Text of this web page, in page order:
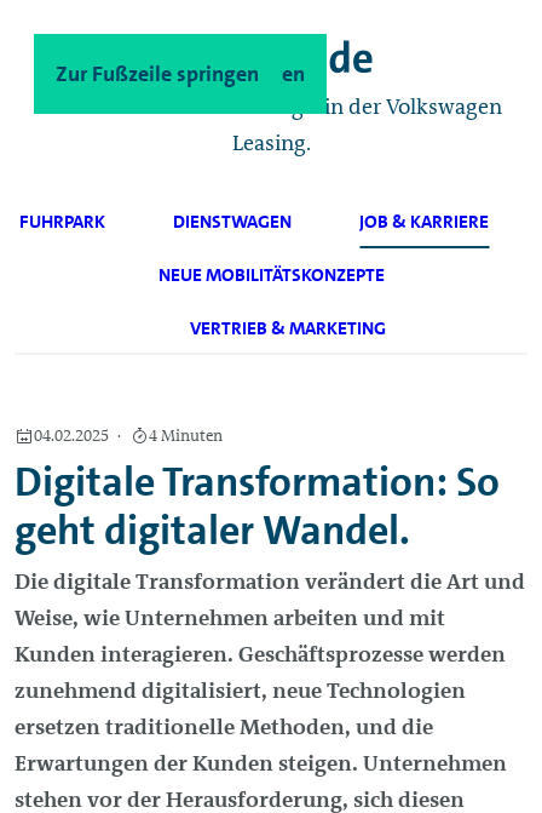
Zum Hauptinhalt springen
Zur Fußzeile springen
Das Geschäftskunden-Magazin der Volkswagen
Leasing.
FUHRPARK DIENSTWAGEN JOB & KARRIERE
NEUE MOBILITÄTSKONZEPTE
VERTRIEB & MARKETING
04.02.2025 4 Minuten
Digitale Transformation: So
geht digitaler Wandel.
Die digitale Transformation verändert die Art und
Weise, wie Unternehmen arbeiten und mit
Kunden interagieren. Geschäftsprozesse werden
zunehmend digitalisiert, neue Technologien
ersetzen traditionelle Methoden, und die
Erwartungen der Kunden steigen. Unternehmen
stehen vor der Herausforderung, sich diesen